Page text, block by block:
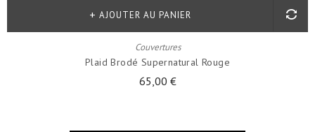
Couvertures
Plaid Brodé Supernatural Rouge
65,00 €
AJOUTER AU PANIER